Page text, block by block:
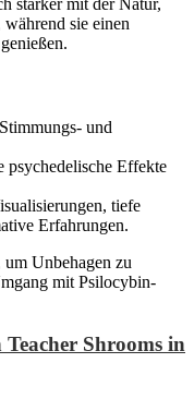
stärker mit der Natur,
sie einen
und
psychedelische Effekte
tiefe
Erfahrungen.
Unbehagen zu
mit Psilocybin-
Teacher Shrooms in